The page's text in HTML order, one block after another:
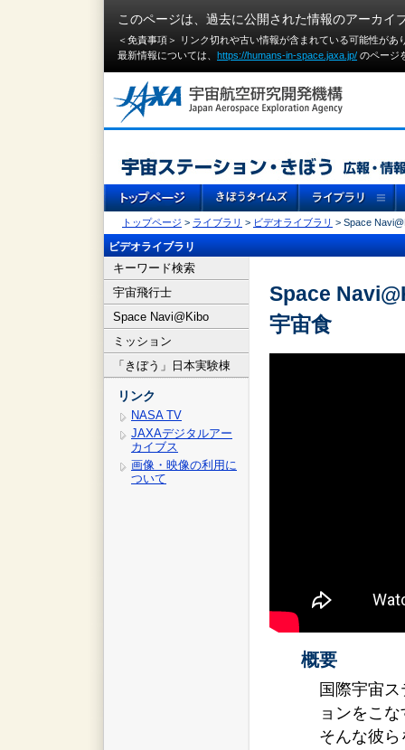
このページは、過去に公開された情報のアーカイ
＜免責事項＞ リンク切れや古い情報が含まれている可能性が
最新情報については、 https://humans-in-space.jaxa.jp/ のページ
トップページ > ライブラリ > ビデオライブラリ > Space
ビデオライブラリ
キーワード検索
宇宙飛行士
Space Navi@Kibo
ミッション
「きぼう」日本実験棟
リンク
NASA TV
JAXAデジタルアー
カイブス
画像・映像の利用に
ついて
Space
宇宙食
概要
国際宇宙
ョンをこ
そんな彼